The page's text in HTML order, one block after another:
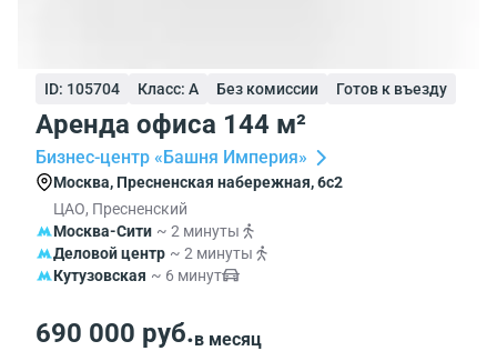
ID: 105704 Класс: A Без комиссии Готов к въезду
Аренда офиса 144 м²
Бизнес-центр «Башня Империя»
Москва, Пресненская набережная, 6с2
ЦАО, Пресненский
Москва-Сити ~ 2 минуты
Деловой центр ~ 2 минуты
Кутузовская ~ 6 минут
690 000 руб.в месяц